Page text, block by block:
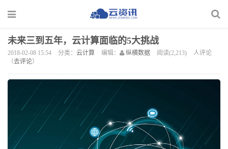
未来三到五年，云计算面临的5大挑战
2018-02-08 15:54 分类： 云计算 编辑： 纵横数据 阅读(2,213)
人评论
（去评论）